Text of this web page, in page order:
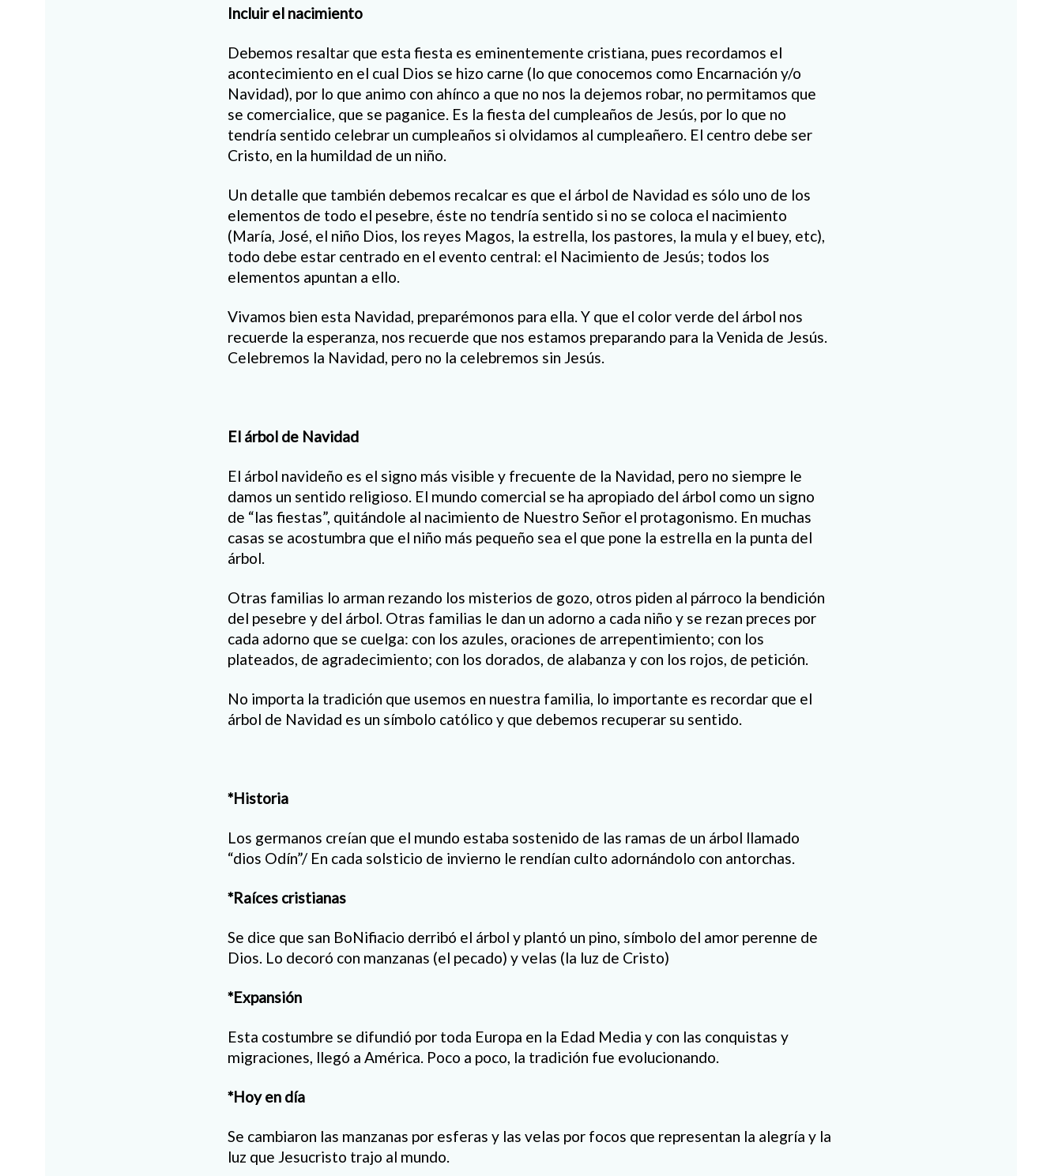
Incluir el nacimiento
Debemos resaltar que esta fiesta es eminentemente cristiana, pues recordamos el
acontecimiento en el cual Dios se hizo carne (lo que conocemos como Encarnación y/o
Navidad), por lo que animo con ahínco a que no nos la dejemos robar, no permitamos que
se comercialice, que se paganice. Es la fiesta del cumpleaños de Jesús, por lo que no
tendría sentido celebrar un cumpleaños si olvidamos al cumpleañero. El centro debe ser
Cristo, en la humildad de un niño.
Un detalle que también debemos recalcar es que el árbol de Navidad es sólo uno de los
elementos de todo el pesebre, éste no tendría sentido si no se coloca el nacimiento
(María, José, el niño Dios, los reyes Magos, la estrella, los pastores, la mula y el buey, etc),
todo debe estar centrado en el evento central: el Nacimiento de Jesús; todos los
elementos apuntan a ello.
Vivamos bien esta Navidad, preparémonos para ella. Y que el color verde del árbol nos
recuerde la esperanza, nos recuerde que nos estamos preparando para la Venida de Jesús.
Celebremos la Navidad, pero no la celebremos sin Jesús.
El árbol de Navidad
El árbol navideño es el signo más visible y frecuente de la Navidad, pero no siempre le
damos un sentido religioso. El mundo comercial se ha apropiado del árbol como un signo
de “las fiestas”, quitándole al nacimiento de Nuestro Señor el protagonismo. En muchas
casas se acostumbra que el niño más pequeño sea el que pone la estrella en la punta del
árbol.
Otras familias lo arman rezando los misterios de gozo, otros piden al párroco la bendición
del pesebre y del árbol. Otras familias le dan un adorno a cada niño y se rezan preces por
cada adorno que se cuelga: con los azules, oraciones de arrepentimiento; con los
plateados, de agradecimiento; con los dorados, de alabanza y con los rojos, de petición.
No importa la tradición que usemos en nuestra familia, lo importante es recordar que el
árbol de Navidad es un símbolo católico y que debemos recuperar su sentido.
*Historia
Los germanos creían que el mundo estaba sostenido de las ramas de un árbol llamado
“dios Odín”/ En cada solsticio de invierno le rendían culto adornándolo con antorchas.
*Raíces cristianas
Se dice que san BoNifiacio derribó el árbol y plantó un pino, símbolo del amor perenne de
Dios. Lo decoró con manzanas (el pecado) y velas (la luz de Cristo)
*Expansión
Esta costumbre se difundió por toda Europa en la Edad Media y con las conquistas y
migraciones, llegó a América. Poco a poco, la tradición fue evolucionando.
*Hoy en día
Se cambiaron las manzanas por esferas y las velas por focos que representan la alegría y la
luz que Jesucristo trajo al mundo.